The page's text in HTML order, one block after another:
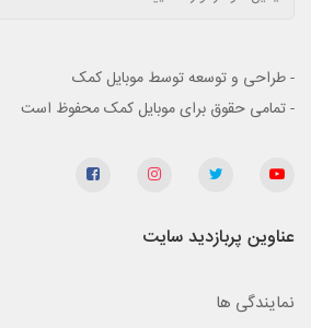
- طراحی و توسعه توسط موبایل کمک
- تمامی حقوق برای موبایل کمک محفوظ است
عناوین پربازدید سایت
نمایندگی ها